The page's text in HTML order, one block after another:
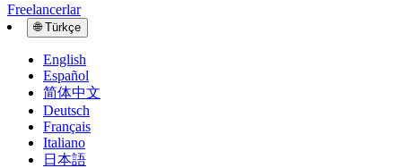
Freelancerlar
🌐 Türkçe
English
Español
简体中文
Deutsch
Français
Italiano
日本語